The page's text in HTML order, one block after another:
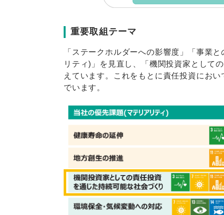
重要取組テーマ
「ステークホルダーへの影響度」「事業
リティ)」を見直し、「機関投資家として
えています。これをもとに責任投資にお
でいます。